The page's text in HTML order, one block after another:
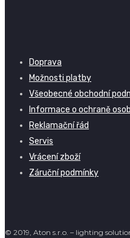
Doprava
Možnosti platby
Všeobecné obchodní
Informace o ochraně
Reklamační řád
Servis
Vrácení zboží
Záruční podmínky
© 2019, Aton s.r.o. – lighting